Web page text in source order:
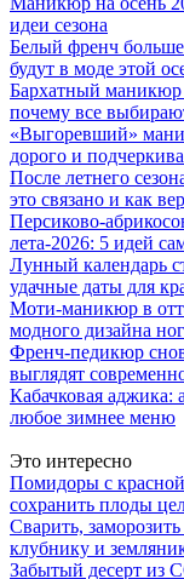
идеи сезона
Белый френч
будут в моде этой
Бархатный маникюр
почему все
«Выгоревший»
дорого и
После летнего
это связано и как
Персиково-
лета-2026: 5 идей
Лунный календарь
удачные даты для
Моти-маникюр в
модного дизайна
Френч-педикюр
выглядят
Кабачковая аджика:
любое зимнее меню
Это интересно
Помидоры с
сохранить плоды
Сварить,
клубнику и
Забытый десерт из